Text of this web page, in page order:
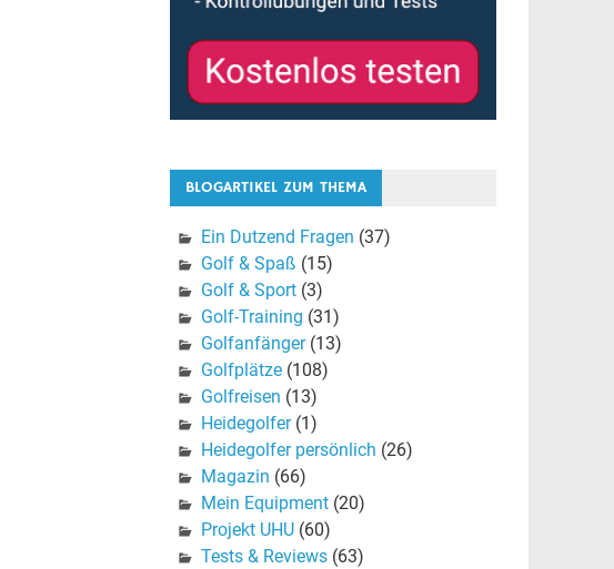
BLOGARTIKEL ZUM THEMA
Ein Dutzend Fragen (37)
Golf & Spaß (15)
Golf & Sport(3)
Golf-Training (31)
Golfanfänger(13)
Golfplätze(108)
Golfreisen (13)
Heidegolfer(1)
Heidegolfer persönlich (26)
Magazin (66)
Mein Equipment(20)
Projekt UHU(60)
Tests & Reviews(63)